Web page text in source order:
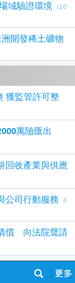
器人競賽」 建置場域驗證環境
(10
開發稀土礦物
獲監管許可整
萬險匯出
回收產業與供應
公司行動服務
4
償 向法院聲請